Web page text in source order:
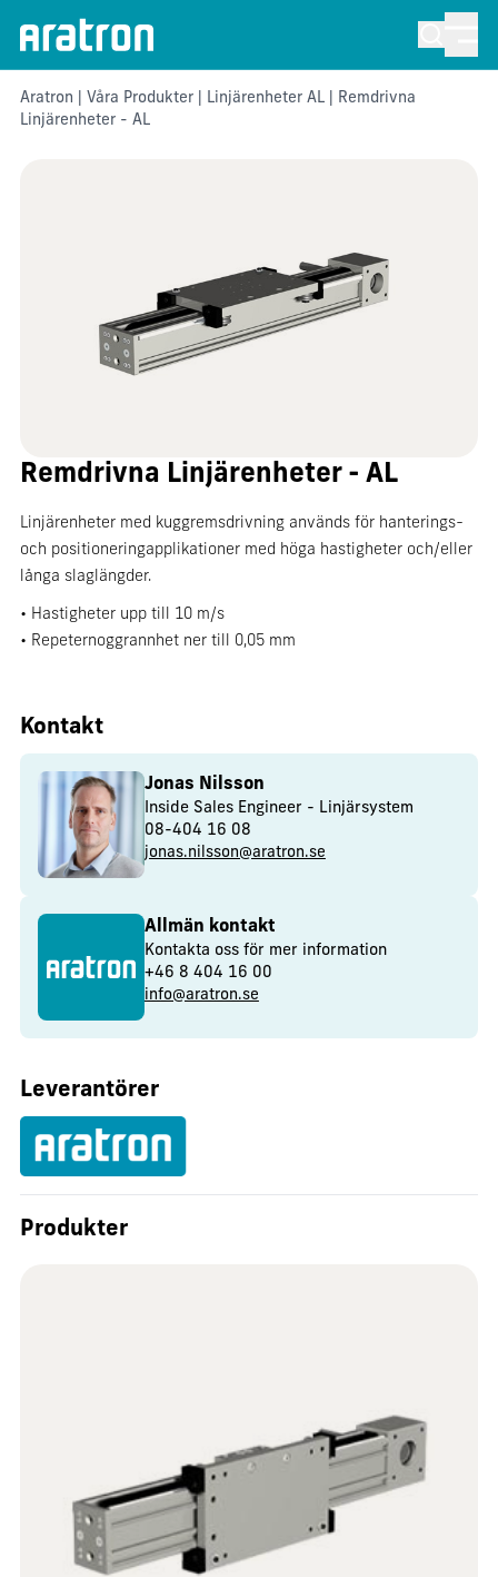
Aratron Våra Produkter| Linjärenheter AL| Remdrivna
Linjärenheter - AL
Remdrivna Linjärenheter - AL
Linjärenheter med kuggremsdrivning används för hanterings-
och positioneringapplikationer med höga hastigheter och/eller
långa slaglängder.
• Hastigheter upp till 10 m/s
• Repeternoggrannhet ner till 0,05 mm
Kontakt
Jonas Nilsson
Inside Sales Engineer - Linjärsystem
08-404 16 08
jonas.nilsson@aratron.se
Allmän kontakt
Kontakta oss för mer information
+46 8 404 16 00
info@aratron.se
Leverantörer
Produkter